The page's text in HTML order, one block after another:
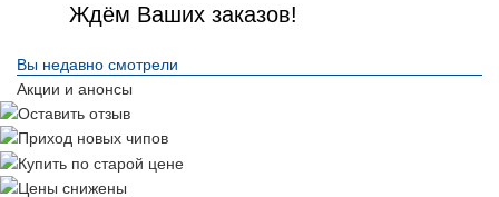
Ждём Ваших заказов!
Вы недавно смотрели
Акции и анонсы